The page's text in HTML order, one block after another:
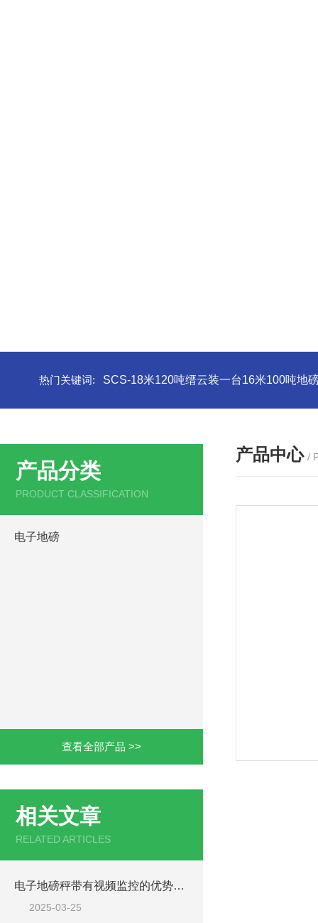
热门关键词: SCS-18米120吨缙云装一台16米100吨地
产品分类
PRODUCT CLASSIFICATION
电子地磅
查看全部产品 >>
相关文章
RELATED ARTICLES
电子地磅秤带有视频监控的优势和重要性
2025-03-25
产品中心 /